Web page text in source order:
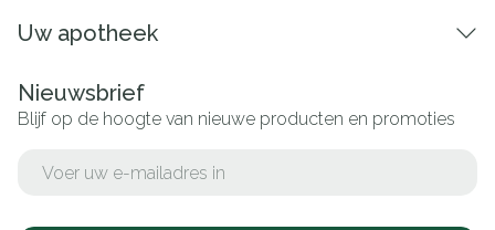
Uw apotheek
Nieuwsbrief
Blijf op de hoogte van nieuwe producten en promoties